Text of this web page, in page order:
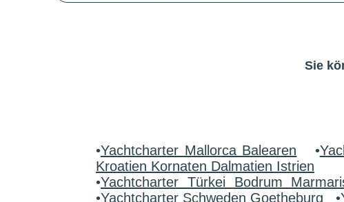
Sie
•Yachtcharter Mallorca Balearen •
Kroatien Kornaten Dalmatien Istrien
•Yachtcharter Türkei Bodrum
•Yachtcharter Schweden Goetheburg •